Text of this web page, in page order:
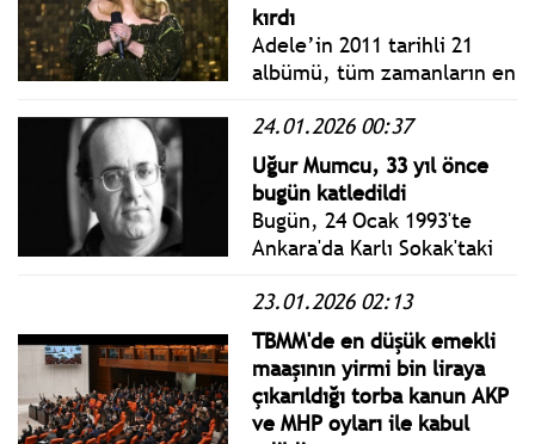
kırdı
Adele’in 2011 tarihli 21
albümü, tüm zamanların en
oldu ve Whitney
Houston’ın rekorunu
geride bıraktı. Bu büyük
müzik başarısı, streaming
dahil satışlarla
hesaplandığında dünya
çapında rakiplerini geçti.
24.01.2026 00:37
Uğur Mumcu, 33 yıl önce
bugün katledildi
Bugün, 24 Ocak 1993'te
Ankara'da Karlı Sokak'taki
konulan bombanın
patlaması sonucu
katledilen Uğur Mumcu'nun
33. ölüm yıl dönümü.
23.01.2026 02:13
TBMM'de en düşük emekli
maaşının yirmi bin liraya
çıkarıldığı torba kanun AKP
ve MHP oyları ile kabul